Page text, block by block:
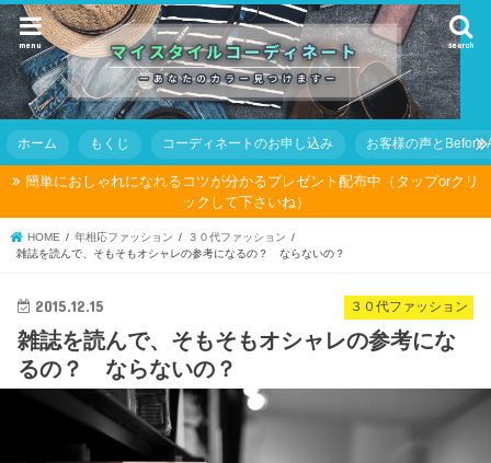
search
menu
ホーム もくじ コーディネートのお申し込み お客様の声とBefore
簡単におしゃれになれるコツが分かるプレゼント配布中（タップorクリ
ックして下さいね）
HOME 年相応ファッション
３０代ファッション
雑誌を読んで、そもそもオシャレの参考になるの？ ならないの？
３０代ファッション
2015.12.15
雑誌を読んで、そもそもオシャレの参考にな
るの？ ならないの？